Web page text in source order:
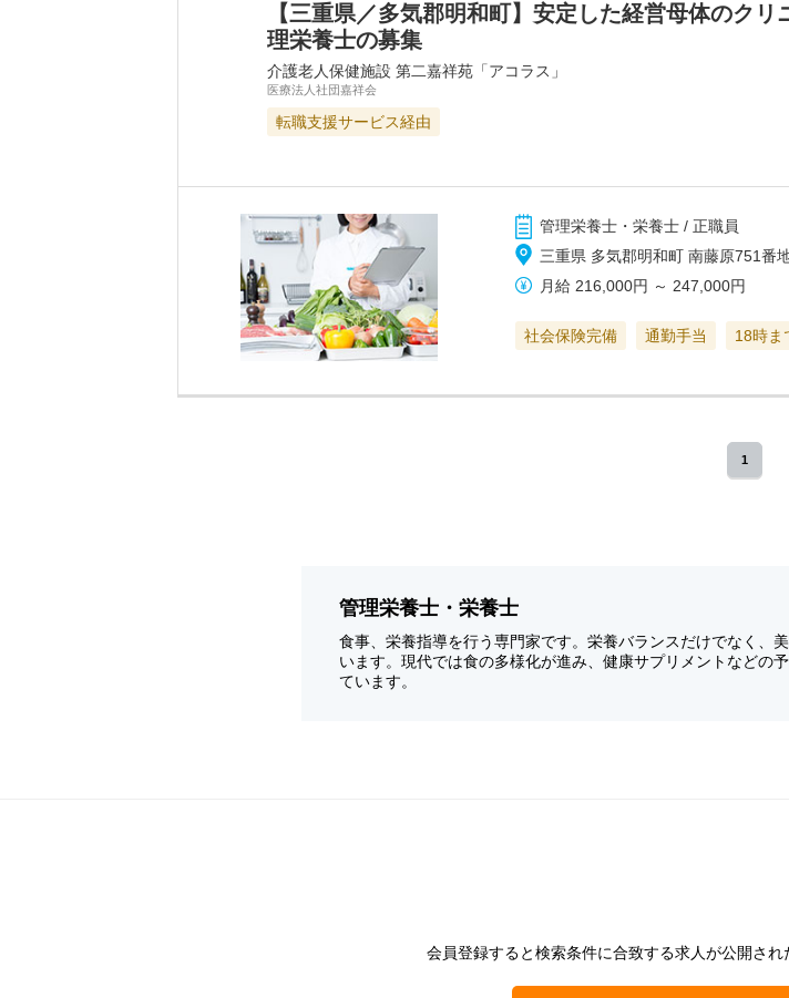
【三重県／多気郡明和町】安定した経営母体のク
理栄養士の募集
介護老人保健施設 第二嘉祥苑「アコラス」
医療法人社団嘉祥会
転職支援サービス経由
管理栄養士・栄養士 / 正職員
三重県 多気郡明和町 南藤原751番
月給 216,000円 ～ 247,000円
社会保険完備 通勤手当 18時ま
1
管理栄養士・栄養士
食事、栄養指導を行う専門家です。栄養バランスだけでなく、
います。現代では食の多様化が進み、健康サプリメントなどの
ています。
会員登録すると検索条件に合致する求人が公開され